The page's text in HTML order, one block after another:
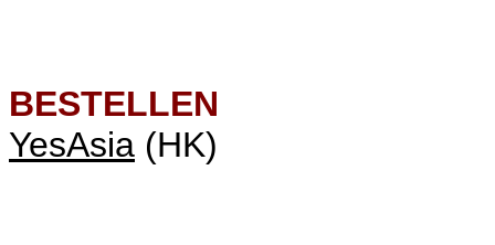
BESTELLEN
YesAsia (HK)